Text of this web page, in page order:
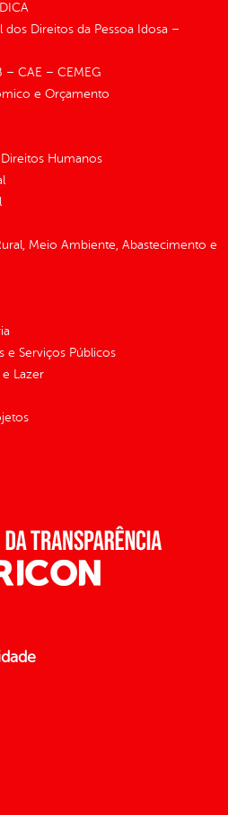
Direitos da Pessoa Idosa –
– CAE – CEMEG
e Orçamento
Humanos
Meio Ambiente, Abastecimento e
e Serviços Públicos
Lazer